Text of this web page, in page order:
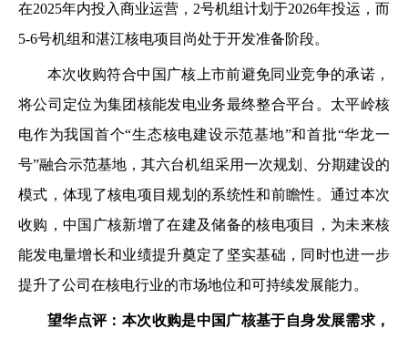
在2025年内投入商业运营，2号机组计划于2026年投运，而
5-6号机组和湛江核电项目尚处于开发准备阶段。
本次收购符合中国广核上市前避免同业竞争的承诺，
将公司定位为集团核能发电业务最终整合平台。太平岭核
电作为我国首个“生态核电建设示范基地”和首批“华龙一
号”融合示范基地，其六台机组采用一次规划、分期建设的
模式，体现了核电项目规划的系统性和前瞻性。通过本次
收购，中国广核新增了在建及储备的核电项目，为未来核
能发电量增长和业绩提升奠定了坚实基础，同时也进一步
提升了公司在核电行业的市场地位和可持续发展能力。
望华点评：本次收购是中国广核基于自身发展需求，